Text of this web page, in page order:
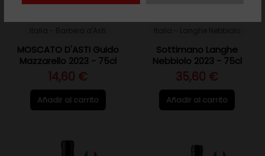
MOSCATO D'ASTI Guido
Mazzarello 2023 - 75cl
14,60 €
Añadir al carrito
Sottimano Langhe
Nebbiolo 2023 - 75cl
35,60 €
Añadir al carrito